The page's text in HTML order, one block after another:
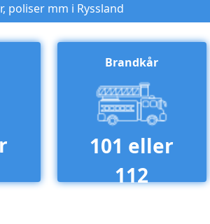
poliser mm i Ryssland
Brandkår
101 eller
112